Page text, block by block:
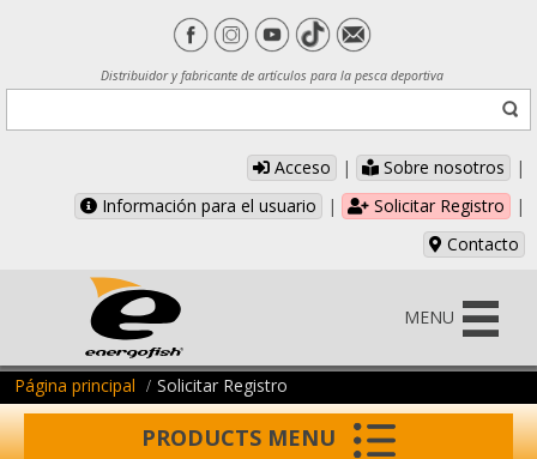
Distribuidor y fabricante de artículos para la pesca deportiva
Acceso | Sobre nosotros
|
Información para el usuario
| Solicitar Registro
|
Contacto
MENU
Página principal Solicitar Registro
PRODUCTS MENU